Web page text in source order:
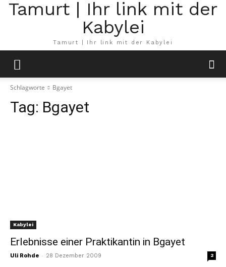
Tamurt | Ihr link mit der
Kabylei
Tamurt | Ihr link mit der Kabylei
Schlagworte Bgayet
Tag: Bgayet
Kabylei
Erlebnisse einer Praktikantin in Bgayet
Uli Rohde - 28 Dezember 2009 2